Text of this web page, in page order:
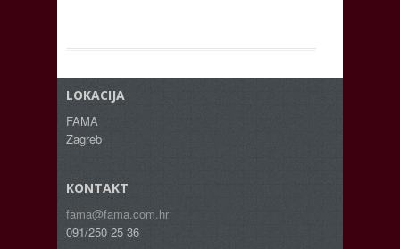
LOKACIJA
FAMA
Zagreb
KONTAKT
fama@fama.com.hr
091/250 25 36